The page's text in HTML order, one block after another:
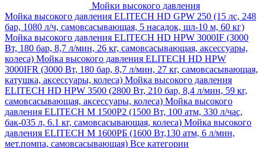
Мойки высокого давления
Мойка высокого давления ELITECH HD GPW 250 (15 лс, 248
бар, 1080 л/ч, самовсасывающая, 5 насадок, шл-10 м, 60 кг)
Мойка высокого давления ELITECH HD HPW 3000IF (3000
Вт, 180 бар, 8,7 л/мин, 26 кг, самовсасывающая, аксессуары,
колеса) Мойка высокого давления ELITECH HD HPW
3000IFR (3000 Вт, 180 бар, 8,7 л/мин, 27 кг, самовсасывающая,
катушка, аксессуары, колеса) Мойка высокого давления
ELITECH HD HPW 3500 (2800 Вт, 210 бар, 8,4 л/мин, 59 кг,
самовсасывающая, аксессуары, колеса) Мойка высокого
давления ELITECH M 1500P2 (1500 Вт, 100 атм, 330 л/час,
бак-035 л, 6.1 кг, самовсасывающая, колеса) Мойка высокого
давления ELITECH М 1600РБ (1600 Вт,130 атм, 6 л/мин,
мет.помпа, самовсасывающая) Все категории